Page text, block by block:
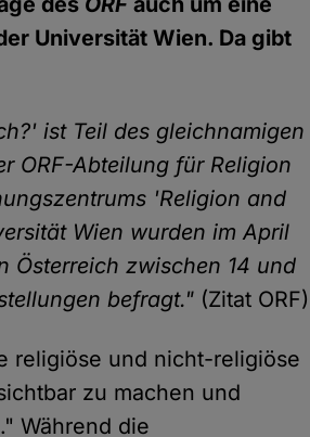
Universität Wien. Da gibt
ist Teil des gleichnamigen
ORF-Abteilung für Religion
'Religion and
Wien wurden im April
Österreich zwischen 14 und
befragt." (Zitat ORF)
religiöse und nicht-religiöse
zu machen und
Während die